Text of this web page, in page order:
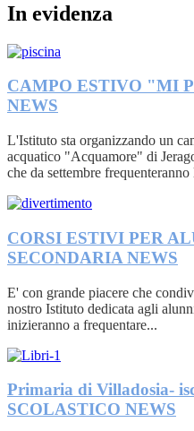
In evidenza
CAMPO ESTIVO "MI
NEWS
L'Istituto sta organizzando un
acquatico "Acquamore" di
che da settembre frequenteranno
CORSI ESTIVI PER
SECONDARIA NEWS
E' con grande piacere che
nostro Istituto dedicata agli
inizieranno a frequentare...
Primaria di Villadosia-
SCOLASTICO NEWS